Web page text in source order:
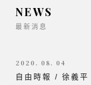
NEWS
最新消息
2020. 08. 04
自由時報 / 徐義平